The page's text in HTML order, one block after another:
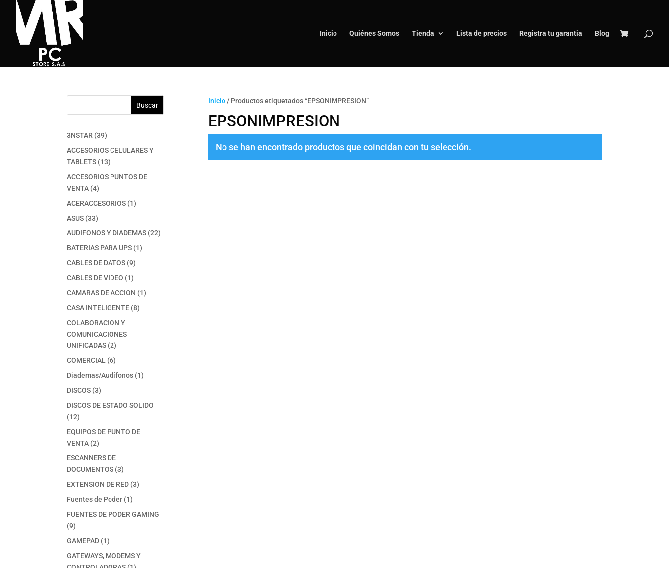
Inicio Quiénes Somos Tienda Lista de precios Registra tu garantia Blog
Inicio/ Productos etiquetados “EPSONIMPRESION”
EPSONIMPRESION
No se han encontrado productos que coincidan con tu selección.
Buscar
3NSTAR 3939
productos
ACCESORIOS CELULARES Y
TABLETS 1313
productos
ACCESORIOS PUNTOS DE
VENTA 44
productos
ACERACCESORIOS 11
ASUS 3333
productos
AUDIFONOS Y DIADEMAS 2222
BATERIAS PARA UPS 11
CABLES DE DATOS 99
CABLES DE VIDEO 11
producto
CAMARAS DE ACCION 11
CASA INTELIGENTE 88
COLABORACION Y
COMUNICACIONES
UNIFICADAS 22
productos
COMERCIAL 66
productos
Diademas/Audífonos 11
DISCOS 33
productos
DISCOS DE ESTADO SOLIDO
1212
productos
EQUIPOS DE PUNTO DE
VENTA 22
productos
ESCANNERS DE
DOCUMENTOS 33
productos
EXTENSION DE RED 33
Fuentes de Poder 11
producto
FUENTES DE PODER GAMING
99
productos
GAMEPAD 11
producto
GATEWAYS, MODEMS Y